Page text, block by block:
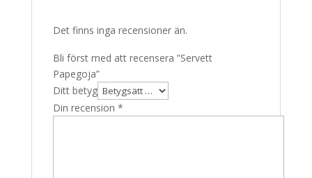
Det finns inga recensioner än.
Bli först med att recensera ”Servett
Papegoja”
Ditt betyg
Din recension *